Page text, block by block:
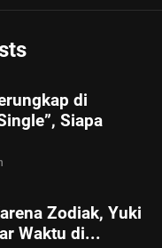
di
Siapa
Zodiak, Yuki
Waktu di...